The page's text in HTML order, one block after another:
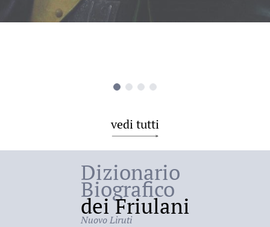
vedi tutti
Dizionario
Biografico
dei Friulani
Nuovo Liruti